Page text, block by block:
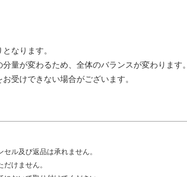
なります。
量が変わるため、全体のバランスが変わります。
受けできない場合がございます。
ル及び返品は承れません。
けません。